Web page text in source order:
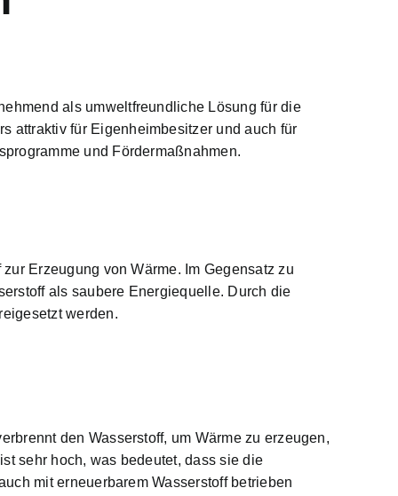
als umweltfreundliche Lösung für die
attraktiv für Eigenheimbesitzer und auch für
und Fördermaßnahmen.
Erzeugung von Wärme. Im Gegensatz zu
als saubere Energiequelle. Durch die
werden.
den Wasserstoff, um Wärme zu erzeugen,
sehr hoch, was bedeutet, dass sie die
mit erneuerbarem Wasserstoff betrieben